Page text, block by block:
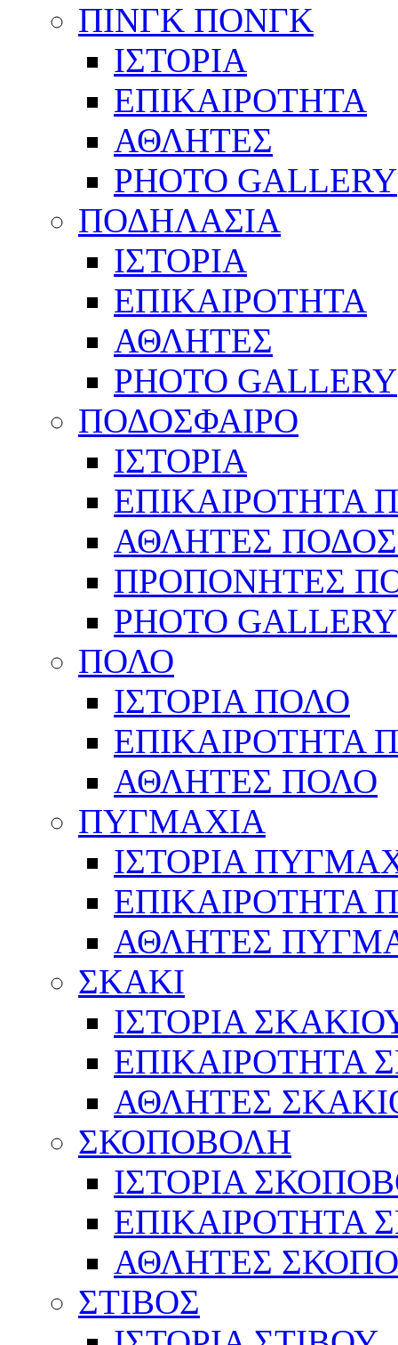
ΠΙΝΓΚ ΠΟΝΓΚ
ΙΣΤΟΡΙΑ
ΕΠΙΚΑΙΡΟΤΗΤΑ
ΑΘΛΗΤΕΣ
PHOTO GALLERY
ΠΟΔΗΛΑΣΙΑ
ΙΣΤΟΡΙΑ
ΕΠΙΚΑΙΡΟΤΗΤΑ
ΑΘΛΗΤΕΣ
PHOTO GALLERY
ΠΟΔΟΣΦΑΙΡΟ
ΙΣΤΟΡΙΑ
ΕΠΙΚΑΙΡΟΤΗΤΑ
ΑΘΛΗΤΕΣ
ΠΡΟΠΟΝΗΤΕΣ
PHOTO GALLERY
ΠΟΛΟ
ΙΣΤΟΡΙΑ ΠΟΛΟ
ΕΠΙΚΑΙΡΟΤΗΤΑ
ΑΘΛΗΤΕΣ ΠΟΛΟ
ΠΥΓΜΑΧΙΑ
ΙΣΤΟΡΙΑ
ΕΠΙΚΑΙΡΟΤΗΤΑ
ΑΘΛΗΤΕΣ
ΣΚΑΚΙ
ΙΣΤΟΡΙΑ
ΕΠΙΚΑΙΡΟΤΗΤΑ
ΑΘΛΗΤΕΣ
ΣΚΟΠΟΒΟΛΗ
ΙΣΤΟΡΙΑ
ΕΠΙΚΑΙΡΟΤΗΤΑ
ΑΘΛΗΤΕΣ
ΣΤΙΒΟΣ